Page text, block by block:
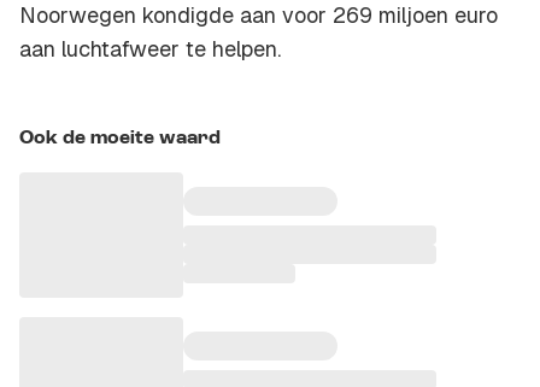
Noorwegen kondigde aan voor 269 miljoen euro
aan luchtafweer te helpen.
Ook de moeite waard